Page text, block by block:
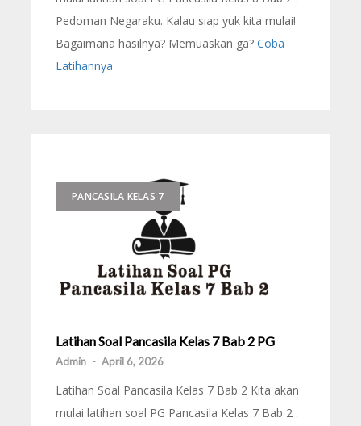
Pedoman Negaraku. Kalau siap yuk kita mulai!
Bagaimana hasilnya? Memuaskan ga? Coba
Latihannya
PANCASILA KELAS 7
Latihan Soal Pancasila Kelas 7 Bab 2 PG
Admin - April 6, 2026
Latihan Soal Pancasila Kelas 7 Bab 2 Kita akan
mulai latihan soal PG Pancasila Kelas 7 Bab 2 :